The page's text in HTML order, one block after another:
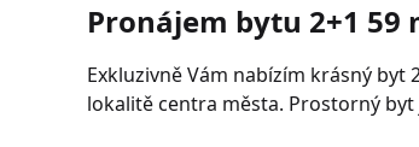
Pronájem bytu 2+1 59
Exkluzivně Vám nabízím krásný byt
lokalitě centra města. Prostorný byt